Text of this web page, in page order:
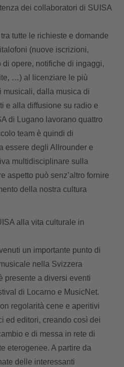
dei collaboratori di SUISA
tutte le richieste e domande
(nuove iscrizioni,
opere, notifiche di ingaggi,
…) al licenziare le più
musicali, dalla musica di
e alla diffusione su radio e
di Lugano lavorano quattro
team è quindi di
essere degli Allrounder e
multidisciplinare sulla
aspetto può senz’altro fornire
della nostra cultura
alla vita culturale in
un importante punto di
nella Svizzera
presente a diversi eventi
di Locarno e MusicNet.
regolarità cene e aperitivi
ed editori, creando così dei
e di messa in rete di
eterogenee. A partire da
delle interessanti